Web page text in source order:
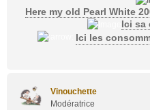
Here my old Pearl White
Ici sa
Ici les
Vinouchette
Modératrice